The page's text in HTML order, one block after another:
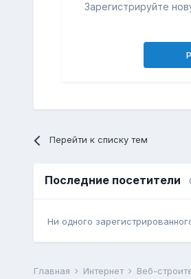
Зарегистрируйте
Перейти к списку тем
Последние посетители
Ни одного
Главная Интернет Веб-